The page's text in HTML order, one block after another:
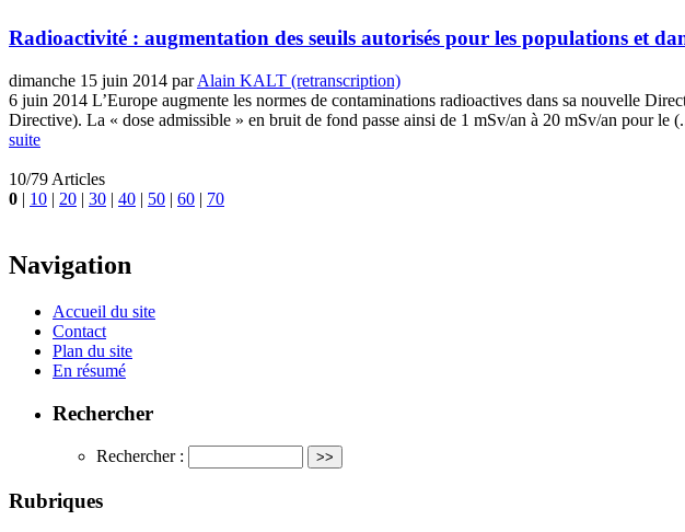
Radioactivité : augmentation des seuils autorisés pour les populations et
dimanche 15 juin 2014 parAlain KALT (retranscription)
6 juin 2014 L’Europe augmente les normes de contaminations radioactives dans sa nouvelle
Directive). La « dose admissible » en bruit de fond passe ainsi de 1 mSv/an à 20 mSv/an pour le
suite
10/79 Articles
0 | 10 | 20 | 30 | 40 | 50 | 60 | 70
Navigation
Accueil du site
Contact
Plan du site
En résumé
Rechercher
Rechercher :
Rubriques